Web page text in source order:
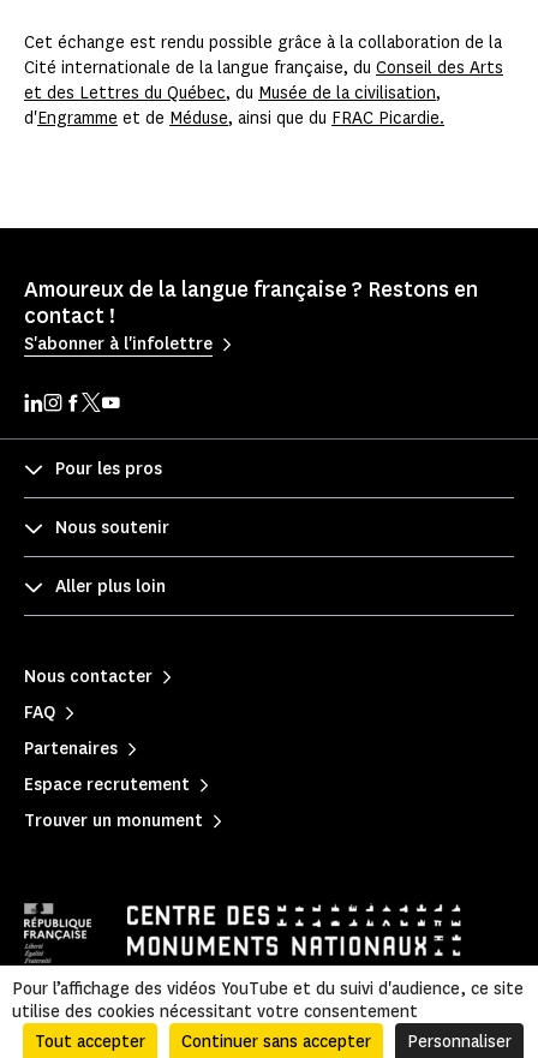
Cet échange est rendu possible grâce à la collaboration de la
Cité internationale de la langue française, du Conseil des Arts
et des Lettres du Québec, du Musée de la civilisation,
d'Engramme et de Méduse, ainsi que du FRAC Picardie.
Amoureux de la langue française ? Restons en
contact !
S'abonner à l'infolettre
Pour les pros
Nous soutenir
Aller plus loin
Nous contacter
FAQ
Partenaires
Espace recrutement
Trouver un monument
Mentions légales Politique de confidentialité
|
Informations légales et administratives
| Accessibilité | Plan du site
Pour l’affichage des vidéos YouTube et du suivi d'audience, ce site
utilise des cookies nécessitant votre consentement
Tout accepter
Continuer sans accepter Personnaliser